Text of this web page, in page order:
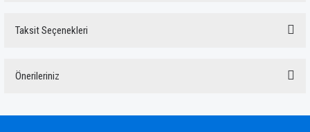
Taksit Seçenekleri
Önerileriniz